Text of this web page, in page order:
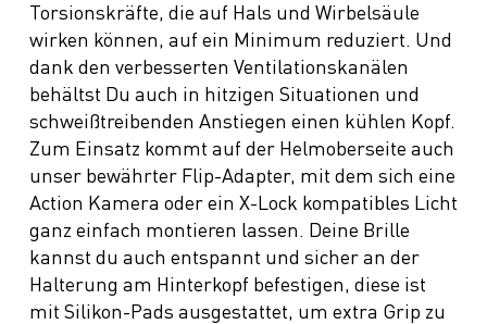
Torsionskräfte, die auf Hals und Wirbelsäule
wirken können, auf ein Minimum reduziert. Und
dank den verbesserten Ventilationskanälen
behältst Du auch in hitzigen Situationen und
schweißtreibenden Anstiegen einen kühlen Kopf.
Zum Einsatz kommt auf der Helmoberseite auch
unser bewährter Flip-Adapter, mit dem sich eine
Action Kamera oder ein X-Lock kompatibles Licht
ganz einfach montieren lassen. Deine Brille
kannst du auch entspannt und sicher an der
Halterung am Hinterkopf befestigen, diese ist
mit Silikon-Pads ausgestattet, um extra Grip zu